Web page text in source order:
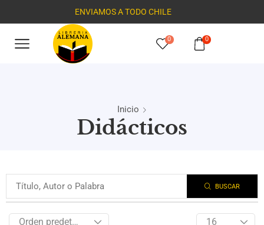
ENVIAMOS A TODO CHILE
0 0
Inicio
Didácticos
BUSCAR